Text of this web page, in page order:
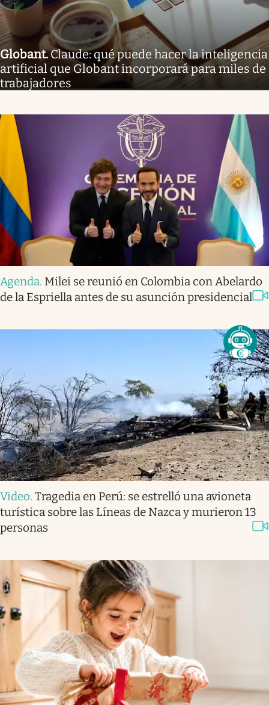
Globant.Claude: qué puede hacer la inteligencia
artificial que Globant incorporará para miles de
trabajadores
Agenda. Milei se reunió en Colombia con Abelardo
de la Espriella antes de su asunción presidencial
Video. Tragedia en Perú: se estrelló una avioneta
turística sobre las Líneas de Nazca y murieron 13
personas